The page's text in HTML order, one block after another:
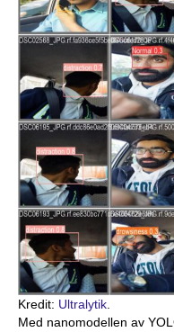
Kredit: Ultralytik.
Med nanomodellen av